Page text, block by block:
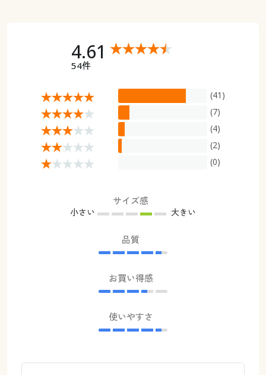
4.61
54件
(41)
(7)
(4)
(2)
(0)
サイズ感
小さい 大きい
品質
お買い得感
使いやすさ